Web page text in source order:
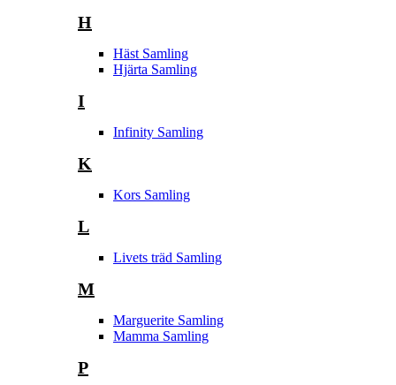
H
Häst Samling
Hjärta Samling
I
Infinity Samling
K
Kors Samling
L
Livets träd Samling
M
Marguerite Samling
Mamma Samling
P